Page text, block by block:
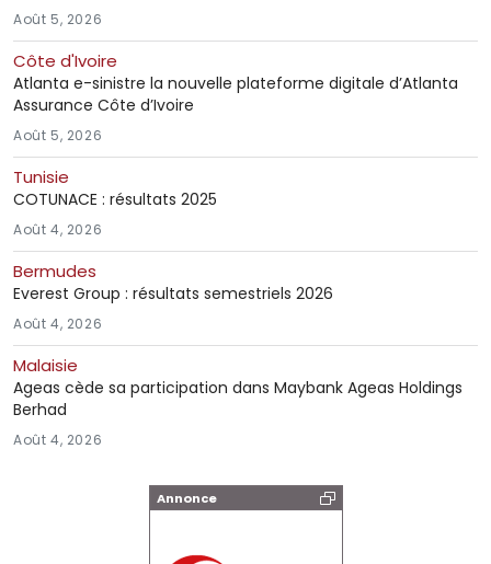
Annonce
Août 5, 2026
Côte d'Ivoire
Atlanta e-sinistre la nouvelle plateforme digitale d’Atlanta
Assurance Côte d’Ivoire
Août 5, 2026
Tunisie
COTUNACE : résultats 2025
Août 4, 2026
Bermudes
Everest Group : résultats semestriels 2026
Août 4, 2026
Malaisie
Ageas cède sa participation dans Maybank Ageas Holdings
Berhad
Août 4, 2026